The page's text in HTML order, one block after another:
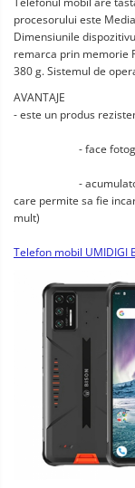
procesorului este
Dimensiunile
remarca prin memorie
380 g. Sistemul de
AVANTAJE
- este un produs
- face
care permite sa fie
mult)
Telefon mobil UMIDIGI